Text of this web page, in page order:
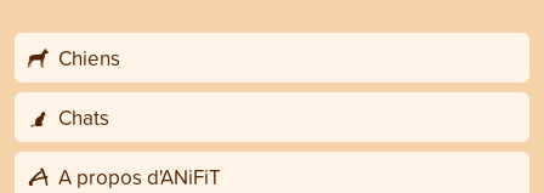
Chiens
Chats
A propos d'ANiFiT